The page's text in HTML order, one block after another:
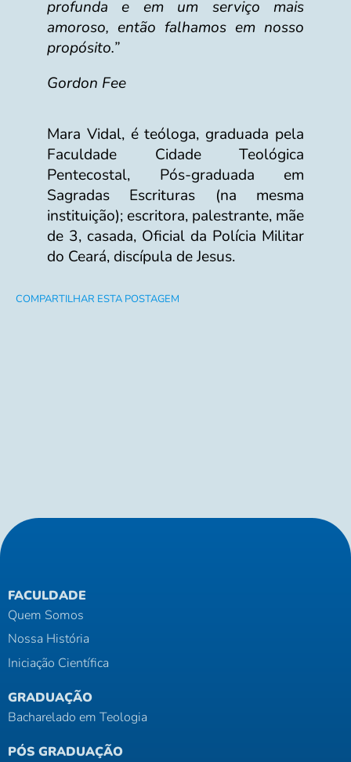
profunda e em um serviço mais
amoroso, então falhamos em nosso
propósito.”
Gordon Fee
Mara Vidal, é teóloga, graduada pela
Faculdade Cidade Teológica
Pentecostal, Pós-graduada em
Sagradas Escrituras (na mesma
instituição); escritora, palestrante, mãe
de 3, casada, Oficial da Polícia Militar
do Ceará, discípula de Jesus.
COMPARTILHAR ESTA POSTAGEM
FACULDADE
Quem Somos
Nossa História
Iniciação Científica
GRADUAÇÃO
Bacharelado em Teologia
PÓS GRADUAÇÃO